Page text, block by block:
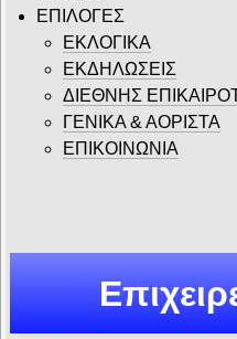
ΕΠΙΛΟΓΕΣ
ΕΚΛΟΓΙΚΑ
ΕΚΔΗΛΩΣΕΙΣ
ΔΙΕΘΝΗΣ
ΓΕΝΙΚΑ & ΑΟΡΙΣΤΑ
ΕΠΙΚΟΙΝΩΝΙΑ